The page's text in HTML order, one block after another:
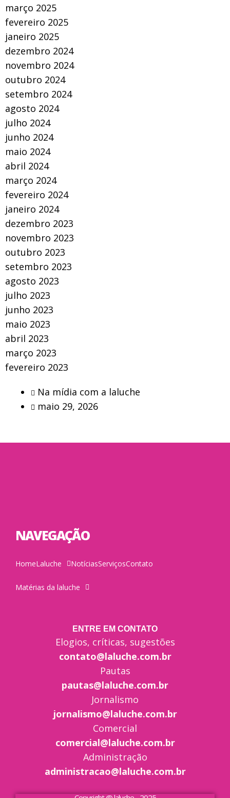
março 2025
fevereiro 2025
janeiro 2025
dezembro 2024
novembro 2024
outubro 2024
setembro 2024
agosto 2024
julho 2024
junho 2024
maio 2024
abril 2024
março 2024
fevereiro 2024
janeiro 2024
dezembro 2023
novembro 2023
outubro 2023
setembro 2023
agosto 2023
julho 2023
junho 2023
maio 2023
abril 2023
março 2023
fevereiro 2023
Na mídia com a laluche
maio 29, 2026
NAVEGAÇÃO
HomeLaluche NotíciasServiçosContato
Matérias da laluche
ENTRE EM CONTATO
Elogios, críticas, sugestões
contato@laluche.com.br
Pautas
pautas@laluche.com.br
Jornalismo
jornalismo@laluche.com.br
Comercial
comercial@laluche.com.br
Administração
administracao@laluche.com.br